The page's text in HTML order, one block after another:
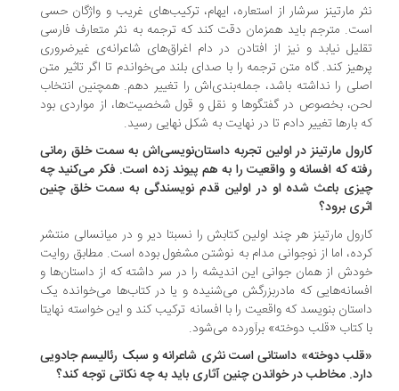
مارتینز سرشار از استعاره، ایهام، ترکیب‌های غریب و واژگان حسی
مترجم باید همزمان دقت کند که ترجمه به نثر متعارف فارسی
نیابد و نیز از افتادن در دام اغراق‌های شاعرانه‌ی غیرضروری
کند. گاه متن ترجمه را با صدای بلند می‌خواندم تا اگر تاثیر متن
را نداشته باشد، جمله‌بندی‌اش را تغییر دهم. همچنین انتخاب
بخصوص در گفتگوها و نقل و قول شخصیت‌ها، از مواردی بود
بارها تغییر دادم تا در نهایت به شکل نهایی رسید.
مارتینز در اولین تجربه داستان‌نویسی‌اش به سمت خلق رمانی
که افسانه و واقعیت را به هم پیوند زده است. فکر می‌کنید چه
باعث شده او در اولین قدم نویسندگی به سمت خلق چنین
برود؟
مارتینز هر چند اولین کتابش را نسبتا دیر و در میانسالی منتشر
اما از نوجوانی مدام به نوشتن مشغول بوده است. مطابق روایت
از همان جوانی این اندیشه را در سر داشته که از داستان‌ها و
که مادربزرگش می‌شنیده و یا در کتاب‌ها می‌خوانده یک
بنویسد که واقعیت را با افسانه ترکیب کند و این خواسته نهایتا
کتاب «قلب دوخته» برآورده می‌شود.
دوخته» داستانی است نثری شاعرانه و سبک رئالیسم جادویی
مخاطب در خواندن چنین آثاری باید به چه نکاتی توجه کند؟